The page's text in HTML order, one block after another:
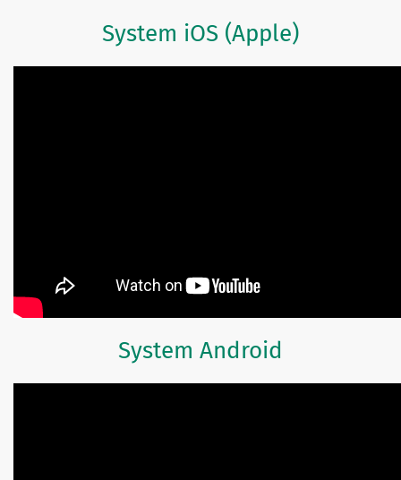
System iOS (Apple)
System Android